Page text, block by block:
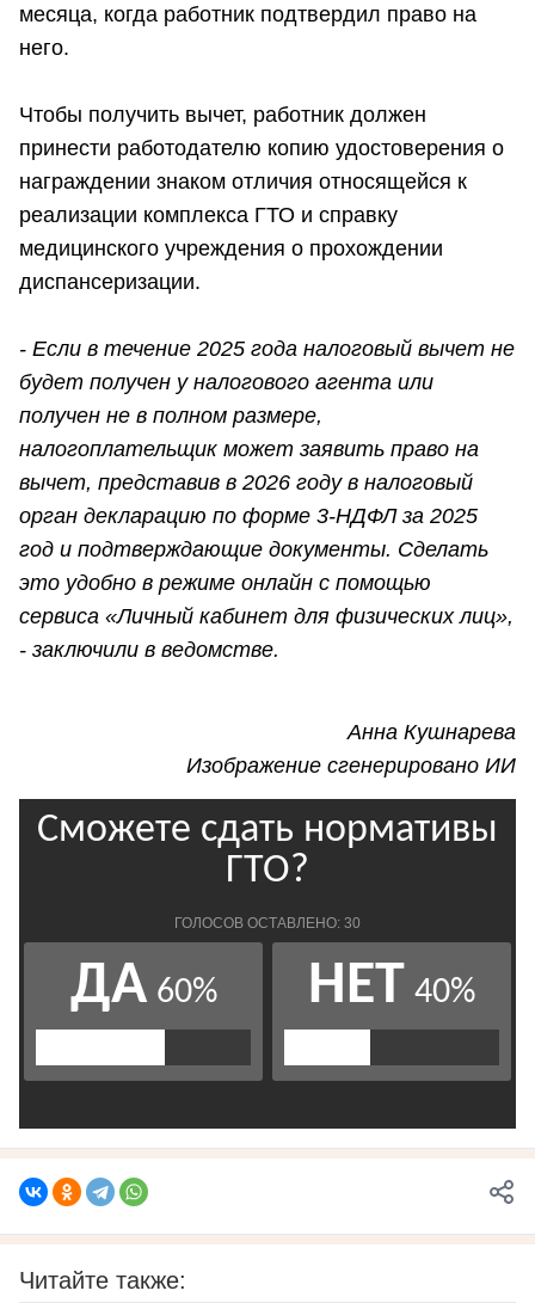
месяца, когда работник подтвердил право на
него.
Чтобы получить вычет, работник должен
принести работодателю копию удостоверения о
награждении знаком отличия относящейся к
реализации комплекса ГТО и справку
медицинского учреждения о прохождении
диспансеризации.
- Если в течение 2025 года налоговый вычет не
будет получен у налогового агента или
получен не в полном размере,
налогоплательщик может заявить право на
вычет, представив в 2026 году в налоговый
орган декларацию по форме 3-НДФЛ за 2025
год и подтверждающие документы. Сделать
это удобно в режиме онлайн с помощью
сервиса «Личный кабинет для физических лиц»,
- заключили в ведомстве.
Анна Кушнарева
Изображение сгенерировано ИИ
Читайте также: